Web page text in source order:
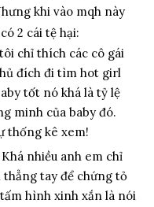
khi vào mqh này
2 cái tệ hại:
chỉ thích các cô gái
đích đi tìm hot girl
tốt nó khá là tỷ lệ
minh của baby đó.
thống kê xem!
Khá nhiều anh em chỉ
thẳng tay để chứng tỏ
hình xinh xắn là nói